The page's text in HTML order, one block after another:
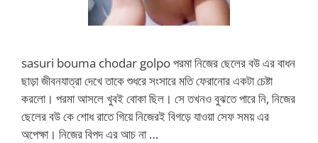
sasuri bouma chodar golpo পরমা নিজের ছেলের বউ এর বাধন
ছাড়া জীবনযাত্রা দেখে তাকে শুধরে সংসারে মতি ফেরানোর একটা চেষ্টা
করলো। পরমা আসলে খুবই বোকা ছিল। সে তখনও বুঝতে পারে নি, নিজের
ছেলের বউ কে শোধ রাতে গিয়ে নিজেরই বিগড়ে যাওয়া সেফ সময় এর
অপেক্ষা। নিজের বিপদ এর আচ না …